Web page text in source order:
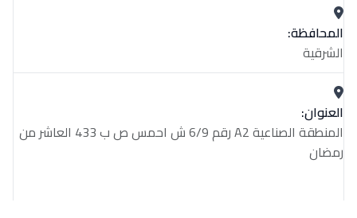
المحافظة:
الشرقية
العنوان:
المنطقة الصناعية A2 رقم 6/9 ش احمس ص ب 433 العاشر من
رمضان